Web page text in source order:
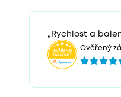
„Rychlost a
Ověřený